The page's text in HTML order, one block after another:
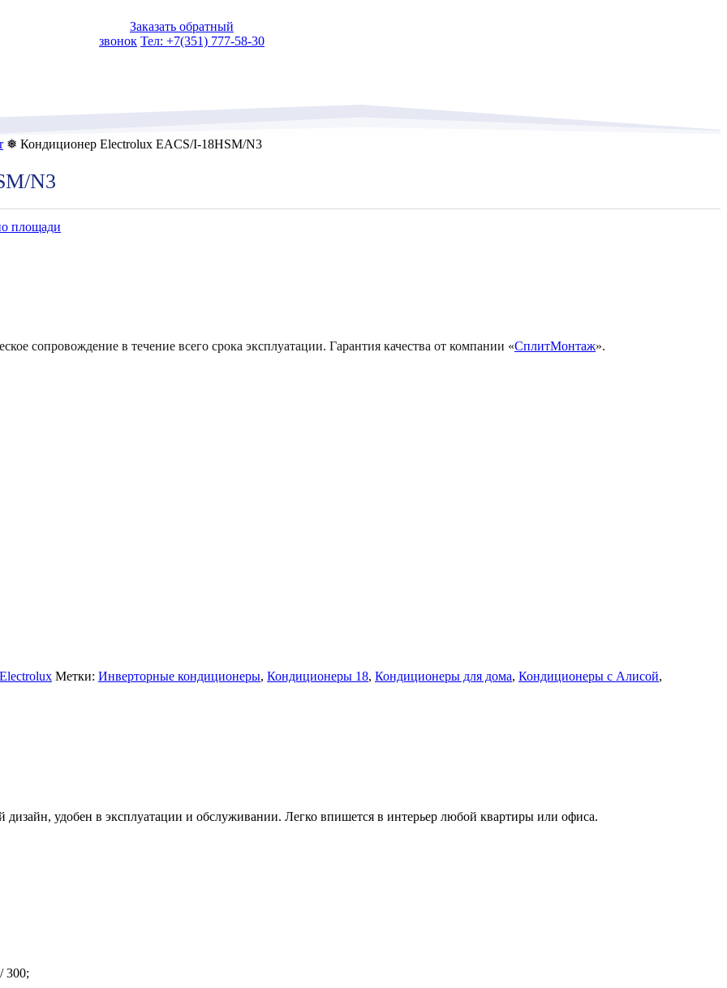
Заказать обратный
звонок Тел: +7(351) 777-58-30
площади
❅ Кондиционер Electrolux EACS/I-18HSM/N3
N3
сопровождение в течение всего срока эксплуатации. Гарантия качества от компании «СплитМонтаж».
Метки: Инверторные кондиционеры, Кондиционеры 18, Кондиционеры для дома, Кондиционеры с Алисой,
удобен в эксплуатации и обслуживании. Легко впишется в интерьер любой квартиры или офиса.
300;